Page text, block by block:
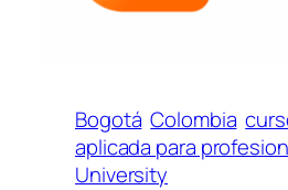
Bogotá Colombia
aplicada para
University